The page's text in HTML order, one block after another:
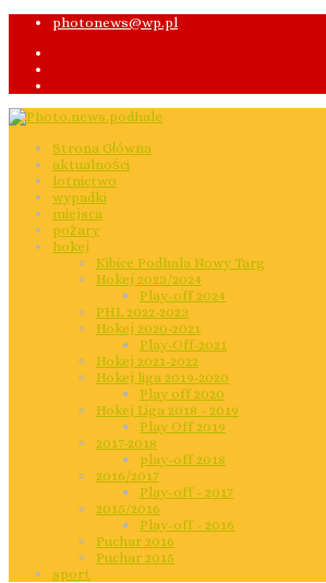
photonews@wp.pl
Strona Główna
aktualności
lotnictwo
wypadki
miejsca
pożary
hokej
Kibice Podhala Nowy Targ
Hokej 2023/2024
Play-off 2024
PHL 2022-2023
Hokej 2020-2021
Play-Off-2021
Hokej 2021-2022
Hokej liga 2019-2020
Play off 2020
Hokej Liga 2018 - 2019
Play Off 2019
2017-2018
play-off 2018
2016/2017
Play-off - 2017
2015/2016
Play-off - 2016
Puchar 2016
Puchar 2015
sport